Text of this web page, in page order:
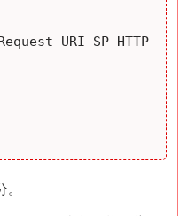
URI SP HTTP-